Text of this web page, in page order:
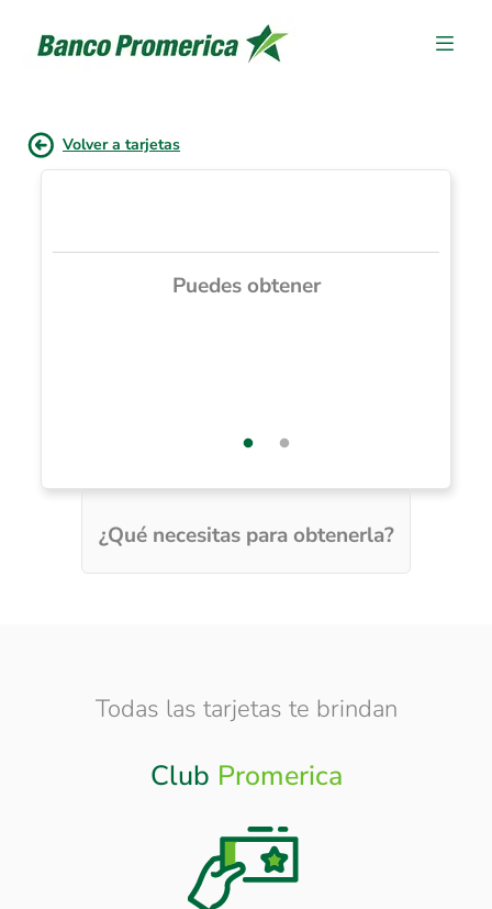
Volver a tarjetas
Puedes obtener
¿Qué necesitas para obtenerla?
Todas las tarjetas te brindan
Club Promerica
OtrosBeneficios